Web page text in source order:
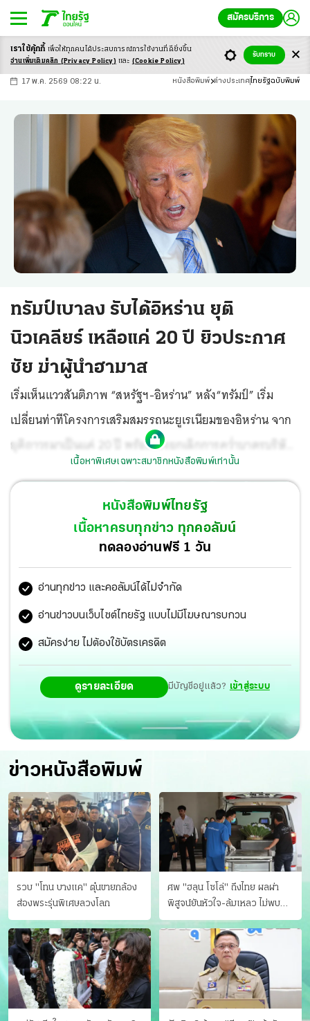
สมัครบริการ
-ก ก ก+
17 พ.ค. 2569 08:22 น. หนังสือพิมพ์ ต่างประเทศ ไทยรัฐฉบับพิมพ์
ทรัมป์เบาลง รับได้อิหร่าน ยุติ
นิวเคลียร์ เหลือแค่ 20 ปี ยิวประกาศ
ชัย ฆ่าผู้นำฮามาส
เริ่มเห็นแววสันติภาพ “สหรัฐฯ-อิหร่าน” หลัง“ทรัมป์” เริ่ม
เปลี่ยนท่าทีโครงการเสริมสมรรถนะยูเรเนียมของอิหร่าน จาก
ยุติถาวรมาเป็นแค่ 20 ปี พร้อมเล็งยกเลิกการคว่ำบาตรบริษัท
กลั่นน้ำมันของจีนที่ซื้อจากอิหร่าน แต่ยังย้ำอิหร่านต้องเปิด
ช่องแคบฮอร์มุซ ขณะที่การสู้รบในเลบานอน-ฉนวนกาซายังฝุ่น
ตลบ หลังกองทัพอิสราเอลเปิดฉากโจมตีทางอากาศอย่าง
หนัก ปลิดชีพ “อิซ อัล-ดิน อัล-ฮัดดัด” ผู้นำกลุ่มฮามาสใน
ฉนวนกาซา ส่วนการเจรจาสงบศึกกับกลุ่มเฮซบอลเลาะห์อีก
ยาวไกล เหตุยังถล่มกันไม่หยุด
เนื้อหาพิเศษเฉพาะสมาชิกหนังสือพิมพ์เท่านั้น
หนังสือพิมพ์ไทยรัฐ
เนื้อหาครบทุกข่าว ทุกคอลัมน์
ทดลองอ่านฟรี 1 วัน
อ่านทุกข่าว และคอลัมน์ได้ไม่จำกัด
อ่านข่าวบนเว็บไซต์ไทยรัฐ แบบไม่มีโฆษณารบกวน
สมัครง่าย ไม่ต้องใช้บัตรเครดิต
ดูรายละเอียด มีบัญชีอยู่แล้ว? เข้าสู่ระบบ
ข่าวหนังสือพิมพ์
รวบ "โทน บางแค" ตุ๋นขายกล้อง
ส่องพระรุ่นพิเศษลวงโลก
ศพ "ฮลุน โซโล่" ถึงไทย ผลผ่า
พิสูจน์ยันหัวใจ-ล้มเหลว ไม่พบ
บาดแผล
เราใช้คุ้กกี้ เพื่อให้ทุกคนได้ประสบการณ์การใช้งานที่ดียิ่งขึ้น
อ่านเพิ่มเติมคลิก (Privacy Policy) และ (Cookie Policy)
รับทราบ